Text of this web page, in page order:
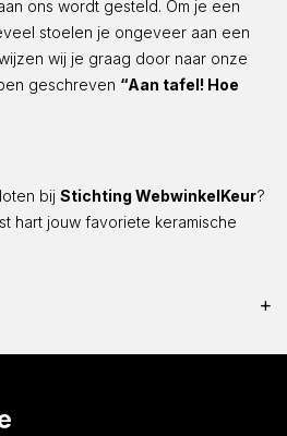
ons wordt gesteld. Om je een
stoelen je ongeveer aan een
wij je graag door naar onze
geschreven “Aan tafel! Hoe
bij Stichting WebwinkelKeur?
hart jouw favoriete keramische